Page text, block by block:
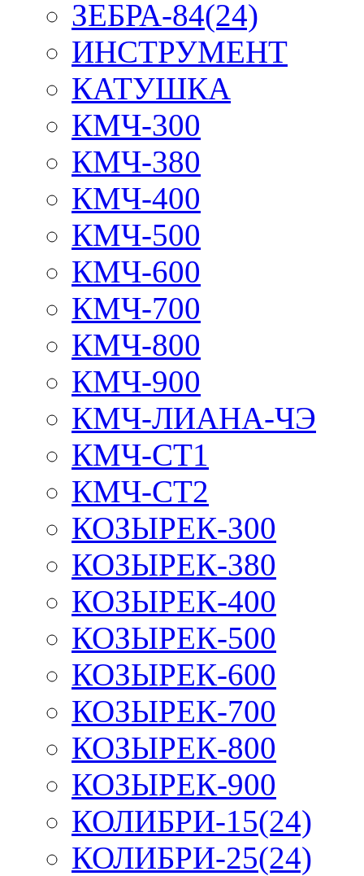
ЗЕБРА-84(24)
ИНСТРУМЕНТ
КАТУШКА
КМЧ-300
КМЧ-380
КМЧ-400
КМЧ-500
КМЧ-600
КМЧ-700
КМЧ-800
КМЧ-900
КМЧ-ЛИАНА-ЧЭ
КМЧ-СТ1
КМЧ-СТ2
КОЗЫРЕК-300
КОЗЫРЕК-380
КОЗЫРЕК-400
КОЗЫРЕК-500
КОЗЫРЕК-600
КОЗЫРЕК-700
КОЗЫРЕК-800
КОЗЫРЕК-900
КОЛИБРИ-15(24)
КОЛИБРИ-25(24)